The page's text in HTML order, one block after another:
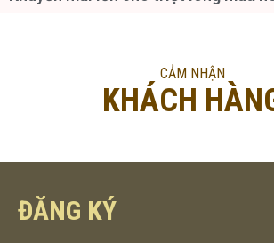
CẢM NHẬN
KHÁCH
ĐĂNG KÝ